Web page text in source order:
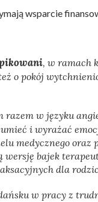
wsparcie
, w ramach
o pokój
razem w języku
i wyrażać
medycznego oraz
bajek
dla
w pracy z